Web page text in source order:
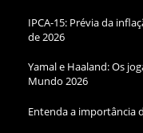
IPCA-15: Prévia da
de 2026
Yamal e Haaland: Os
Mundo 2026
Entenda a importância